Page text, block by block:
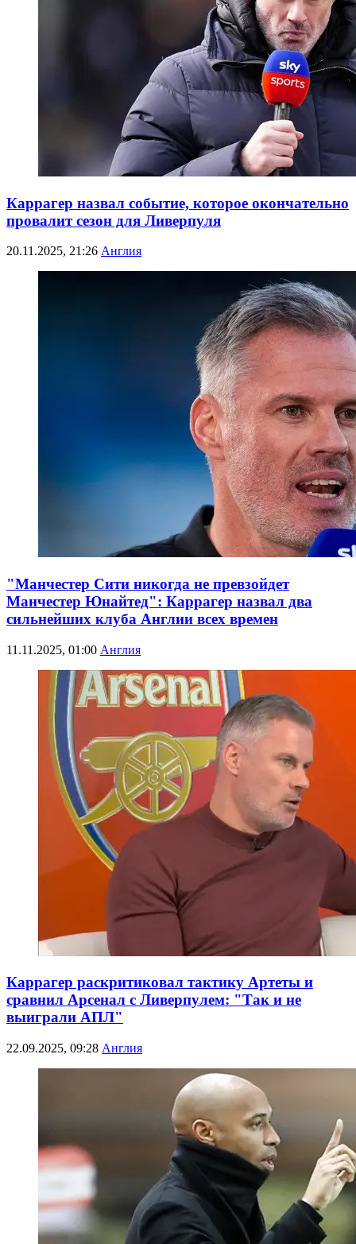
Каррагер назвал событие, которое окончательно
провалит сезон для Ливерпуля
20.11.2025, 21:26 Англия
"Манчестер Сити никогда не превзойдет
Манчестер Юнайтед": Каррагер назвал два
сильнейших клуба Англии всех времен
11.11.2025, 01:00 Англия
Каррагер раскритиковал тактику Артеты и
сравнил Арсенал с Ливерпулем: "Так и не
выиграли АПЛ"
22.09.2025, 09:28 Англия